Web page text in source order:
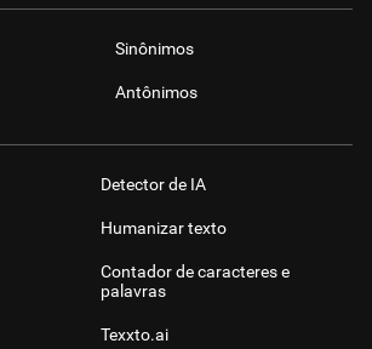
Sinônimos
Antônimos
Detector de IA
Humanizar texto
Contador de caracteres e
palavras
Texxto.ai